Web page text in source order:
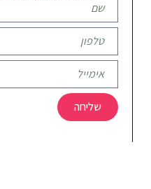
מלא
טלפון
שליחה